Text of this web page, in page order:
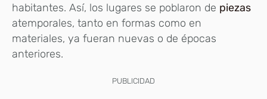
habitantes. Así, los lugares se poblaron de piezas
atemporales, tanto en formas como en
materiales, ya fueran nuevas o de épocas
anteriores.
PUBLICIDAD